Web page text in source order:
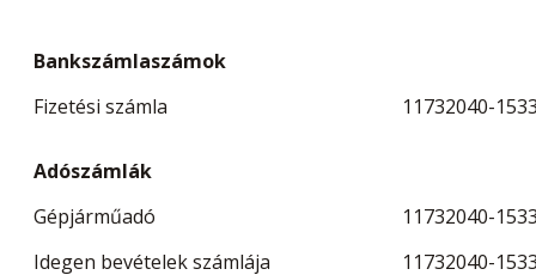
Bankszámlaszámok
Fizetési számla
11732040-
Adószámlák
Gépjárműadó
11732040-
Idegen bevételek számlája
11732040-